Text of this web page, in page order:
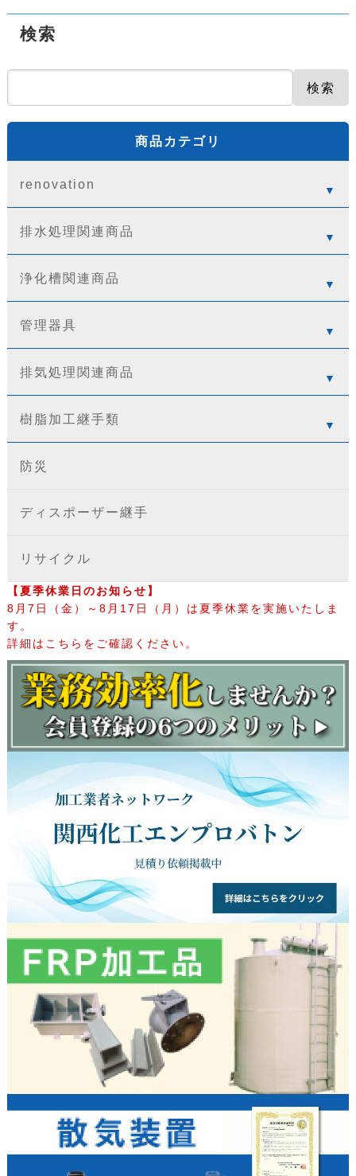
検索
検索
商品カテゴリ
renovation
排水処理関連商品
浄化槽関連商品
管理器具
排気処理関連商品
樹脂加工継手類
防災
ディスポーザー継手
リサイクル
【夏季休業日のお知らせ】
8月7日（金）～8月17日（月）は夏季休業を実施いたしま
す。
詳細はこちらをご確認ください。